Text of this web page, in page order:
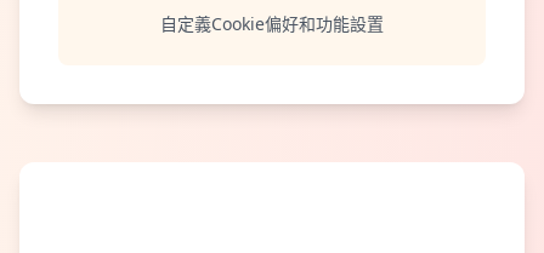
自定義Cookie偏好和功能設置